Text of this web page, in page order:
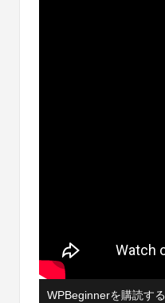
WPBeginnerを購読する